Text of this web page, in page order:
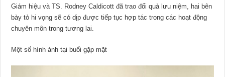
Giám hiệu và TS. Rodney Caldicott đã trao đổi quà lưu niệm, hai bên
bày tỏ hi vọng sẽ có dịp được tiếp tục hợp tác trong các hoạt động
chuyên môn trong tương lai.
Một số hình ảnh tại buổi gặp mặt